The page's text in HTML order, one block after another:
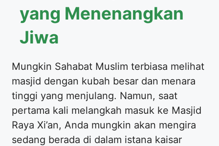
yang Menenangkan
Jiwa
Mungkin Sahabat Muslim terbiasa melihat
masjid dengan kubah besar dan menara
tinggi yang menjulang. Namun, saat
pertama kali melangkah masuk ke Masjid
Raya Xi’an, Anda mungkin akan mengira
sedang berada di dalam istana kaisar